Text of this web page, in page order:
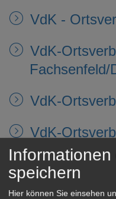
VdK -
VdK-
Fachsenfeld/
VdK-
VdK-
VdK-
Ebnat
Informationen
speichern
Hier können Sie einsehen